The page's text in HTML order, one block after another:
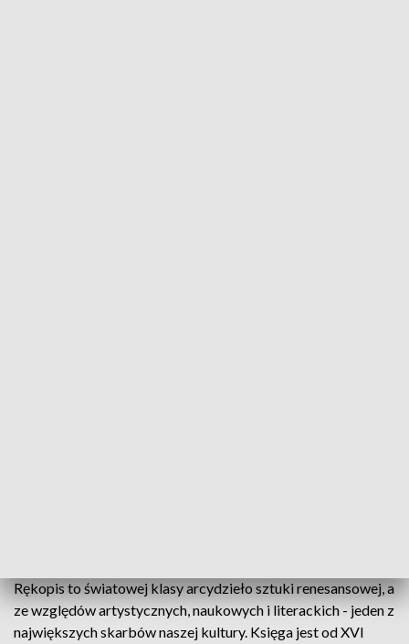
Rękopis to światowej klasy arcydzieło sztuki renesansowej, a
ze względów artystycznych, naukowych i literackich - jeden z
największych skarbów naszej kultury. Księga jest od XVI